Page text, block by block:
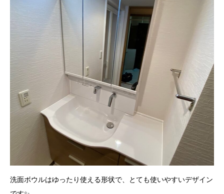
洗面ボウルはゆったり使える形状で、とても使いやすいデザイン